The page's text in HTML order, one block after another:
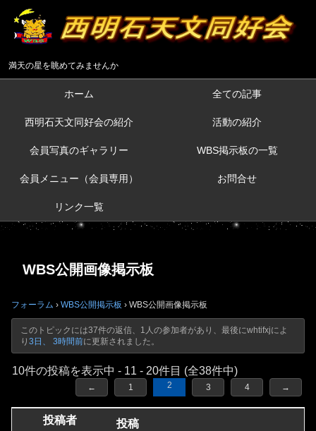
満天の星を眺めてみませんか
ホーム 全ての記事
西明石天文同好会の紹介 活動の紹介
会員写真のギャラリー WBS掲示板の一覧
会員メニュー（会員専用） お問合せ
リンク一覧
WBS公開画像掲示板
フォーラム › WBS公開掲示板 › WBS公開画像掲示板
このトピックには37件の返信、1人の参加者があり、最後にwhtifxjによ
り 3日、 3時間前に更新されました。
10件の投稿を表示中 - 11 - 20件目 (全38件中)
← 1 2 3 4 →
投稿者 投稿